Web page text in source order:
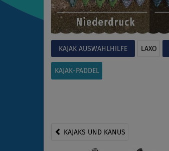
KAJAK AUSWAHLHILFE LAXO
KAJAK-PADDEL
KAJAKS UND KANUS